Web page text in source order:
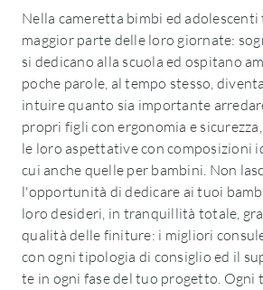
Nella cameretta bimbi ed
maggior parte delle loro giornate:
si dedicano alla scuola ed ospitano
poche parole, al tempo stesso,
intuire quanto sia importante
propri figli con ergonomia e
le loro aspettative con composizioni
cui anche quelle per bambini. Non
l'opportunità di dedicare ai tuoi
loro desideri, in tranquillità totale,
qualità delle finiture: i migliori
con ogni tipologia di consiglio ed il
te in ogni fase del tuo progetto. Ogni